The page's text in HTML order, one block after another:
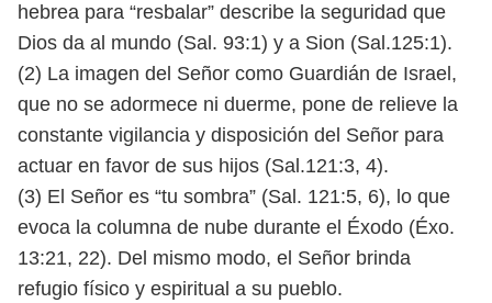
hebrea para “resbalar” describe la seguridad que
Dios da al mundo (Sal. 93:1) y a Sion (Sal.125:1).
(2) La imagen del Señor como Guardián de Israel,
que no se adormece ni duerme, pone de relieve la
constante vigilancia y disposición del Señor para
actuar en favor de sus hijos (Sal.121:3, 4).
(3) El Señor es “tu sombra” (Sal. 121:5, 6), lo que
evoca la columna de nube durante el Éxodo (Éxo.
13:21, 22). Del mismo modo, el Señor brinda
refugio físico y espiritual a su pueblo.